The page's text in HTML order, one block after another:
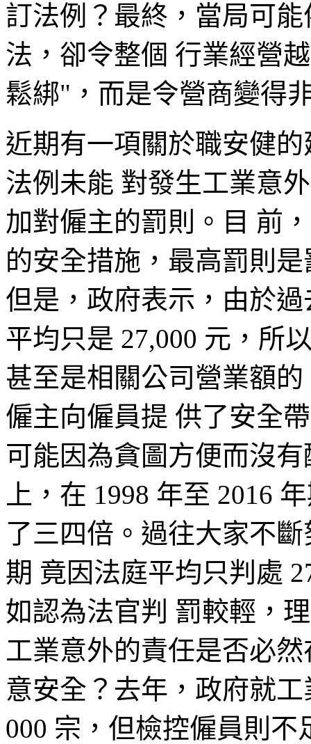
訂法例？最終，當局可
法，卻令整個 行業經營
鬆綁"，而是令營商變得
近期有一項關於職安健
法例未能 對發生工業意
加對僱主的罰則。目 前
的安全措施，最高罰則
但是，政府表示，由於
平均只是 27,000 元，所
甚至是相關公司營業額
僱主向僱員提 供了安全
可能因為貪圖方便而沒
上，在 1998 年至 2016
了三四倍。過往大家不
期 竟因法庭平均只判處
如認為法官判 罰較輕，
工業意外的責任是否必
意安全？去年，政府就
000 宗，但檢控僱員則